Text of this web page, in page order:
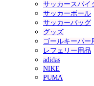
サッカースパイ
サッカーボール
サッカーバッグ
グッズ
ゴールキーパー
レフェリー用品
adidas
NIKE
PUMA